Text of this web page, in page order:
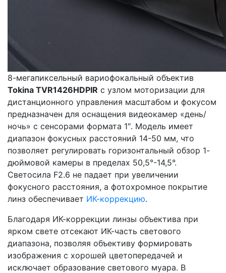
8-мегапиксельный вариофокальный объектив
Tokina TVR1426HDPIR с узлом моторизации для
дистанционного управления масштабом и фокусом
предназначен для оснащения видеокамер «день/
ночь» с сенсорами формата 1″. Модель имеет
диапазон фокусных расстояний 14-50 мм, что
позволяет регулировать горизонтальный обзор 1-
дюймовой камеры в пределах 50,5°-14,5°.
Светосила F2.6 не падает при увеличении
фокусного расстояния, а фотохромное покрытие
линз обеспечивает ИК-коррекцию.
Благодаря ИК-коррекции линзы объектива при
ярком свете отсекают ИК-часть светового
диапазона, позволяя объективу формировать
изображения с хорошей цветопередачей и
исключает образование светового муара. В